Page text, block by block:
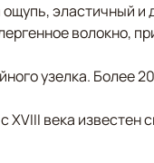
эластичный и
волокно,
узелка. Более
XVIII века известен